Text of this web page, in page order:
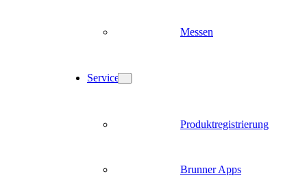
Messen
Service
Produktregistrierung
Brunner Apps